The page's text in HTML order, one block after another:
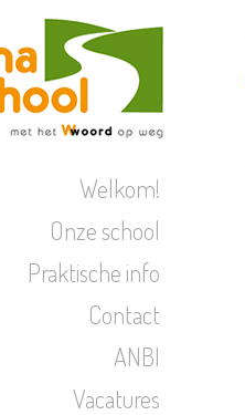
Welkom!
Onze school
Praktische info
Contact
ANBI
Vacatures